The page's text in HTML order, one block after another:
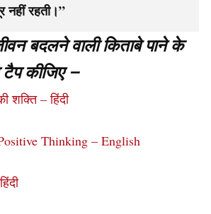
नहीं रहती।”
बदलने वाली किताबे पाने के
कीजिए –
शक्ति – हिंदी
Thinking – English